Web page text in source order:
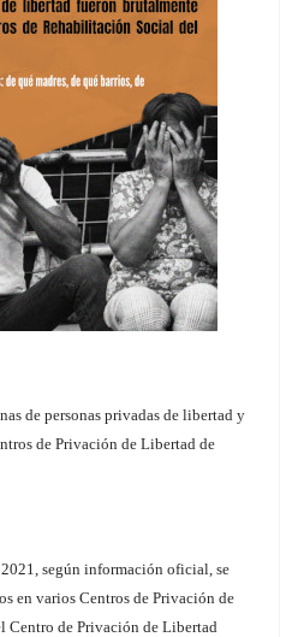
de personas privadas de libertad y
de Privación de Libertad de
según información oficial, se
en varios Centros de Privación de
Centro de Privación de Libertad